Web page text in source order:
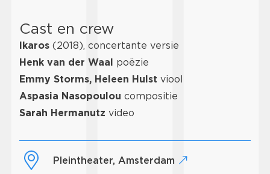
Cast en crew
Ikaros (2018), concertante versie
Henk van der Waal
poëzie
Emmy Storms, Heleen Hulst viool
Aspasia Nasopoulou compositie
Sarah Hermanutz video
Pleintheater, Amsterdam